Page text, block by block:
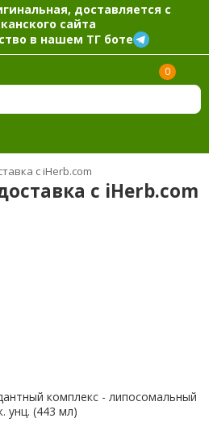
доставляется с
сайта
в нашем ТГ боте
0
с iHerb.com
с iHerb.com